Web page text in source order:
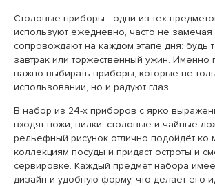
Столовые приборы - одни из тех
используют ежедневно, часто не замечая
сопровождают на каждом этапе дня: будь
завтрак или торжественный ужин. Именно
важно выбирать приборы, которые не
использовании, но и радуют глаз.
В набор из 24-х приборов с ярко
входят ножи, вилки, столовые и чайные
рельефный рисунок отлично подойдёт ко
коллекциям посуды и придаст остроты и
сервировке. Каждый предмет набора
дизайн и удобную форму, что делает его